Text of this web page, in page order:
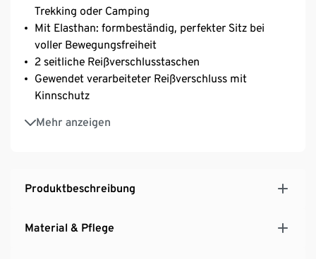
Trekking oder Camping
Mit Elasthan: formbeständig, perfekter Sitz bei
voller Bewegungsfreiheit
2 seitliche Reißverschlusstaschen
Gewendet verarbeiteter Reißverschluss mit
Kinnschutz
Mehr anzeigen
Oberteil mit Kapuze
Mit Daumenlöchern
Produktbeschreibung
Material & Pflege